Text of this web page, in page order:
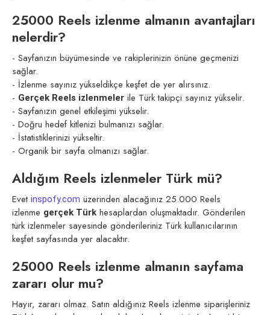
25000 Reels izlenme almanın avantajları
nelerdir?
- Sayfanızın büyümesinde ve rakiplerinizin önüne geçmenizi
sağlar.
- İzlenme sayınız yükseldikçe keşfet de yer alırsınız.
- Gerçek Reels izlenmeler ile Türk takipçi sayınız yükselir.
- Sayfanızın genel etkileşimi yükselir.
- Doğru hedef kitlenizi bulmanızı sağlar.
- İstatistiklerinizi yükseltir.
- Organik bir sayfa olmanızı sağlar.
Aldığım Reels izlenmeler Türk mü?
Evet inspofy.com üzerinden alacağınız 25.000 Reels
izlenme gerçek Türk hesaplardan oluşmaktadır. Gönderilen
türk izlenmeler sayesinde gönderileriniz Türk kullanıcılarının
keşfet sayfasında yer alacaktır.
25000 Reels izlenme almanın sayfama
zararı olur mu?
Hayır, zararı olmaz. Satın aldığınız Reels izlenme siparişleriniz